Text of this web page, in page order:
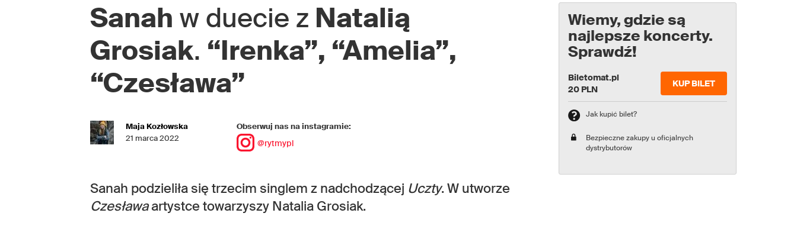
Sanah w duecie z Natalią
Grosiak. “Irenka”, “Amelia”,
“Czesława”
Maja Kozłowska
21 marca 2022
Obserwuj nas na instagramie:
@rytmypl
Sanah podzieliła się trzecim singlem z nadchodzącej Uczty. W utworze
Czesławaartystce towarzyszy Natalia Grosiak.
Wiemy, gdzie są
najlepsze koncerty.
Sprawdź!
Biletomat.pl
20 PLN
KUP BILET
Jak kupić bilet?
Bezpieczne zakupy u oficjalnych
dystrybutorów